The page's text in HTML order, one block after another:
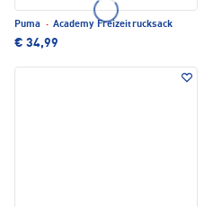
Puma · Academy Freizeitrucksack
€ 34,99